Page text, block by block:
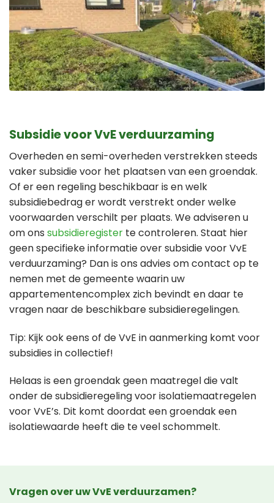
Subsidie voor VvE verduurzaming
Overheden en semi-overheden verstrekken steeds
vaker subsidie voor het plaatsen van een groendak.
Of er een regeling beschikbaar is en welk
subsidiebedrag er wordt verstrekt onder welke
voorwaarden verschilt per plaats. We adviseren u
om ons subsidieregister te controleren. Staat hier
geen specifieke informatie over subsidie voor VvE
verduurzaming? Dan is ons advies om contact op te
nemen met de gemeente waarin uw
appartementencomplex zich bevindt en daar te
vragen naar de beschikbare subsidieregelingen.
Tip: Kijk ook eens of de VvE in aanmerking komt voor
subsidies in collectief!
Helaas is een groendak geen maatregel die valt
onder de subsidieregeling voor isolatiemaatregelen
voor VvE’s. Dit komt doordat een groendak een
isolatiewaarde heeft die te veel schommelt.
Vragen over uw VvE verduurzamen?